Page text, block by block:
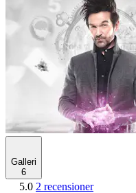
Galleri
6
5.0 2 recensioner